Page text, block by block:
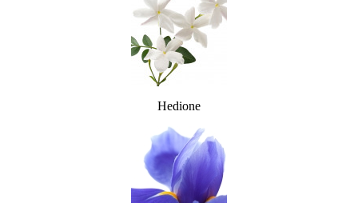
Hedione